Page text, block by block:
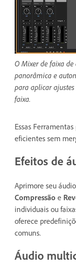
O Mixer de faixa
panorâmica e
para aplicar
faixa.
Essas
eficientes sem
Efeitos de
Aprimore seu
Compressão e
individuais ou
oferece
comuns.
Áudio